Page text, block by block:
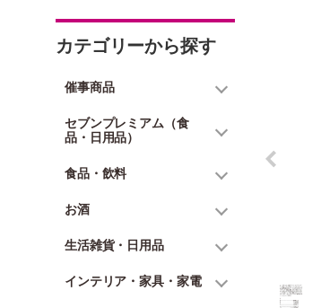
カテゴリーから探す
催事商品
セブンプレミアム（食
品・日用品）
食品・飲料
お酒
生活雑貨・日用品
インテリア・家具・家電